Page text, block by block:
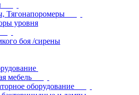
Тягонапоромеры
уровня
боя /сирены
мебель
оборудование